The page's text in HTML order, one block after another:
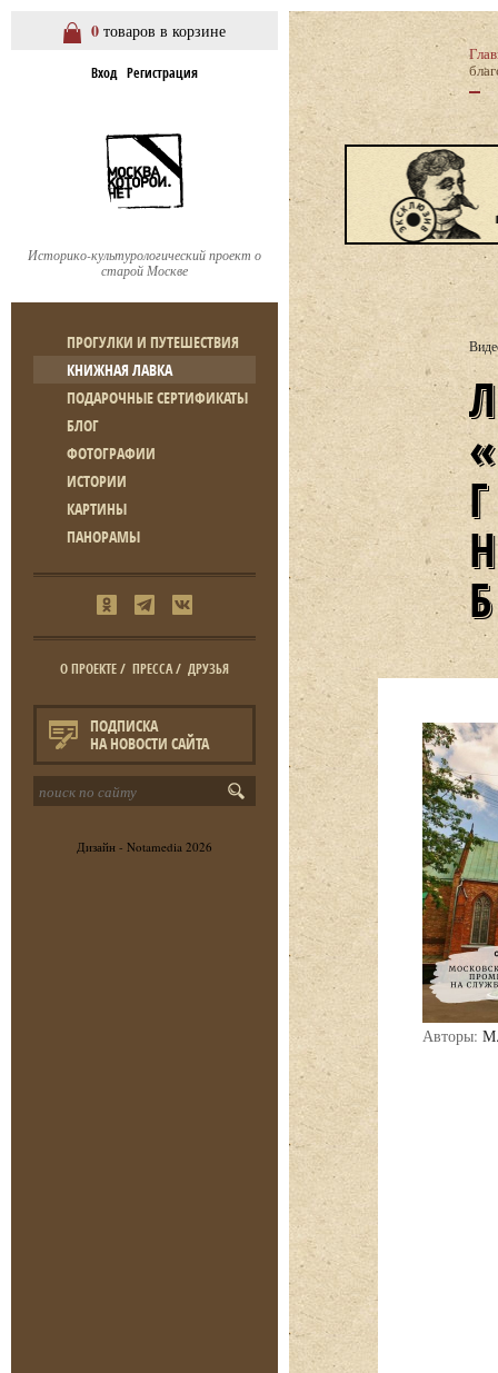
0 товаров в корзине
Вход Регистрация
Историко-культурологический проект о
старой Москве
ПРОГУЛКИ И ПУТЕШЕСТВИЯ
КНИЖНАЯ ЛАВКА
ПОДАРОЧНЫЕ СЕРТИФИКАТЫ
БЛОГ
ФОТОГРАФИИ
ИСТОРИИ
КАРТИНЫ
ПАНОРАМЫ
О ПРОЕКТЕ/ ПРЕССА/ ДРУЗЬЯ
ПОДПИСКА
НА НОВОСТИ САЙТА
Дизайн - Notamedia 2026
ЛЕКЦИЯ М.
Авторы: